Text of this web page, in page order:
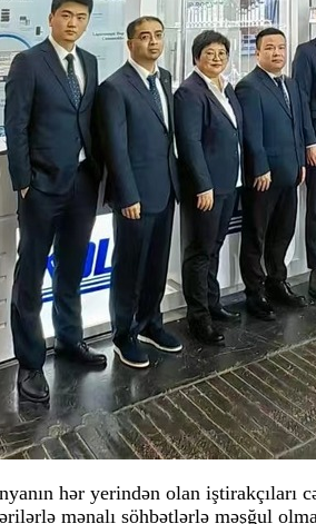
hər yerindən olan
mənalı söhbətlərlə məşğul